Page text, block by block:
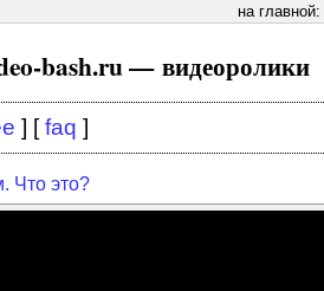
на главной:
bash.ru — видеоролики
] [faq ]
Что это?